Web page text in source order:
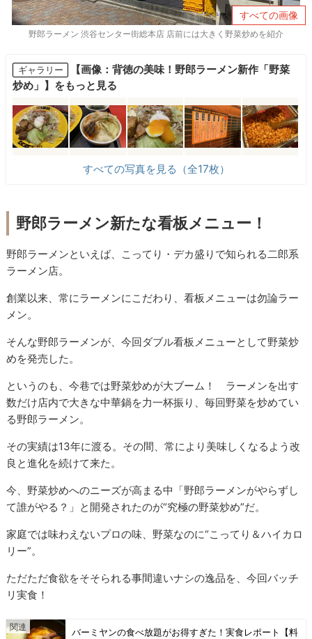
すべての画像
野郎ラーメン 渋谷センター街総本店 店前には大きく野菜炒めを紹介
ギャラリー
【画像：背徳の美味！野郎ラーメン新作「野菜
炒め」】をもっと見る
すべての写真を見る（全17枚）
野郎ラーメン新たな看板メニュー！
野郎ラーメンといえば、こってり・デカ盛りで知られる二郎系
ラーメン店。
創業以来、常にラーメンにこだわり、看板メニューは勿論ラー
メン。
そんな野郎ラーメンが、今回ダブル看板メニューとして野菜炒
めを発売した。
というのも、今巷では野菜炒めが大ブーム！ ラーメンを出す
数だけ店内で大きな中華鍋を力一杯振り、毎回野菜を炒めてい
る野郎ラーメン。
その実績は13年に渡る。その間、常により美味しくなるよう改
良と進化を続けて来た。
今、野菜炒めへのニーズが高まる中「野郎ラーメンがやらずし
て誰がやる？」と開発されたのが“究極の野菜炒め”だ。
家庭では味わえないプロの味、野菜なのに“こってり＆ハイカロ
リー”。
ただただ食欲をそそられる事間違いナシの逸品を、今回バッチ
リ実食！
バーミヤンの食べ放題がお得すぎた！実食レポート【料